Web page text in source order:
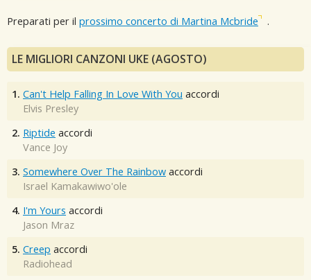
Preparati per il prossimo concerto di Martina Mcbride .
LE MIGLIORI CANZONI UKE (AGOSTO)
1. Can't Help Falling In Love With You accordi
Elvis Presley
2. Riptide accordi
Vance Joy
3. Somewhere Over The Rainbow accordi
Israel Kamakawiwo'ole
4. I'm Yours accordi
Jason Mraz
5. Creep accordi
Radiohead